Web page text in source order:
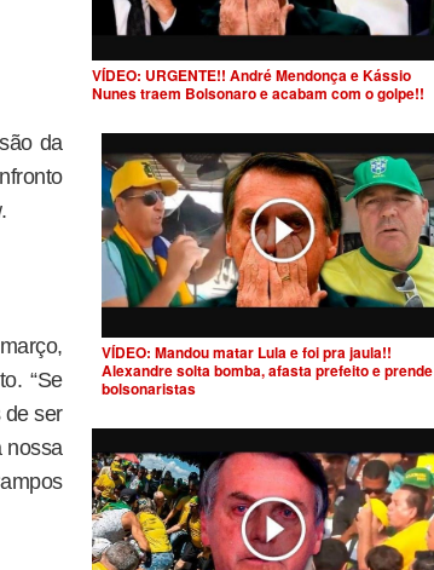
da
“Se
de ser
nossa
VÍDEO: URGENTE!! André Mendonça e Kássio
Nunes traem Bolsonaro e acabam com o golpe!!
VÍDEO: Mandou matar Lula e foi pra jaula!!
Alexandre solta bomba, afasta prefeito e prende
bolsonaristas